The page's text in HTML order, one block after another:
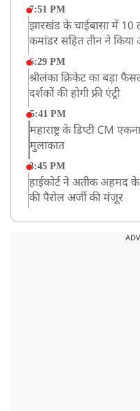
7:51 PM
झारखंड के चाईबासा में 10
कमांडर सहित तीन ने
6:29 PM
श्रीलंका क्रिकेट का बड़ा
दर्शकों की होगी फ्री एंट्री
5:41 PM
महाराष्ट्र के डिप्टी CM
मुलाकात
3:45 PM
हाईकोर्ट ने अतीक अहमद
की पैरोल अर्जी की मंजूर
CM योगी का सपा पर